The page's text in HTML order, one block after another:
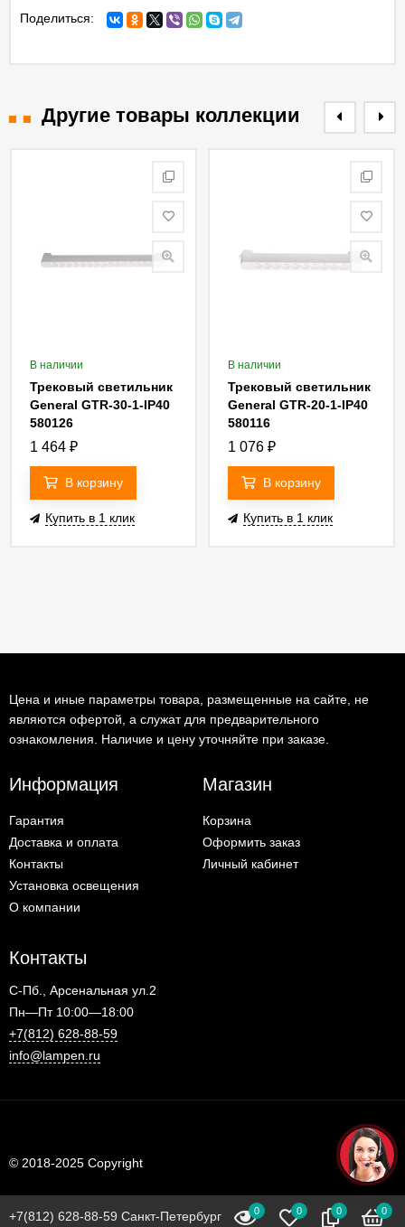
Поделиться:
Другие товары коллекции
В наличии
Трековый светильник
General GTR-30-1-IP40
580126
1 464 ₽
В корзину
Купить в 1 клик
В наличии
Трековый светильник
General GTR-20-1-IP40
580116
1 076 ₽
В корзину
Купить в 1 клик
Цена и иные параметры товара, размещенные на сайте, не
являются офертой, а служат для предварительного
ознакомления. Наличие и цену уточняйте при заказе.
Информация
Гарантия
Доставка и оплата
Контакты
Установка освещения
О компании
Магазин
Корзина
Оформить заказ
Личный кабинет
Контакты
С-Пб., Арсенальная ул.2
Пн—Пт 10:00—18:00
+7(812) 628-88-59
info@lampen.ru
© 2018-2025 Copyright
0 0 0 0
+7(812) 628-88-59 Санкт-Петербург